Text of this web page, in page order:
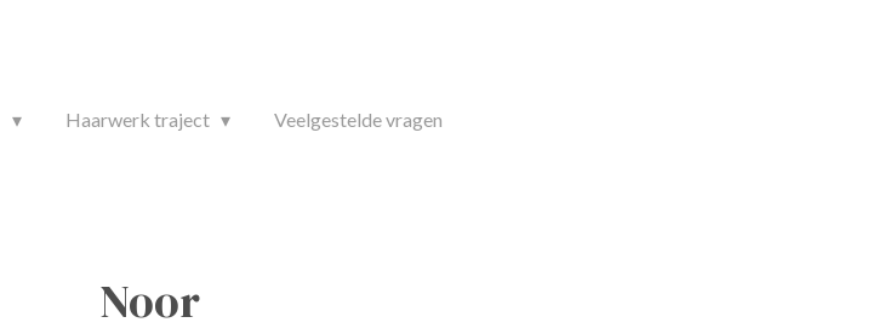
Haarwerk traject Veelgestelde vragen
Noor